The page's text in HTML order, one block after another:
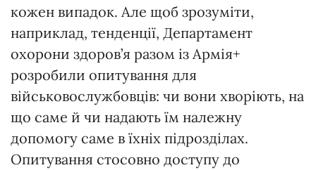
кожен випадок. Але щоб зрозуміти,
наприклад, тенденції, Департамент
охорони здоров’я разом із Армія+
розробили опитування для
військовослужбовців: чи вони хворіють, на
що саме й чи надають їм належну
допомогу саме в їхніх підрозділах.
Опитування стосовно доступу до